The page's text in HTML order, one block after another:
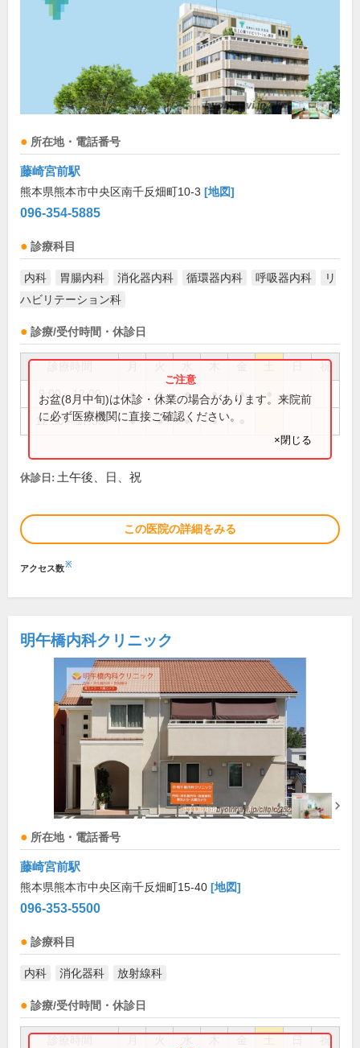
所在地・電話番号
藤崎宮前駅
熊本県熊本市中央区南千反畑町10-3 [地図]
096-354-5885
診療科目
内科 胃腸内科 消化器内科 循環器内科 呼吸器内科
リ
ハビリテーション科
診療/受付時間・休診日
祝
9:00～12:00 ● ● ● ● ●
12:30～17:30 ● ● ● ●
お盆(8月中旬)は休診・休業の場合があります。来院前
に必ず医療機関に直接ご確認ください。
×閉じる
休診日: 土午後、日、祝
この医院の詳細をみる
アクセス数※
明午橋内科クリニック
所在地・電話番号
藤崎宮前駅
熊本県熊本市中央区南千反畑町15-40 [地図]
096-353-5500
診療科目
内科 消化器科 放射線科
診療/受付時間・休診日
祝